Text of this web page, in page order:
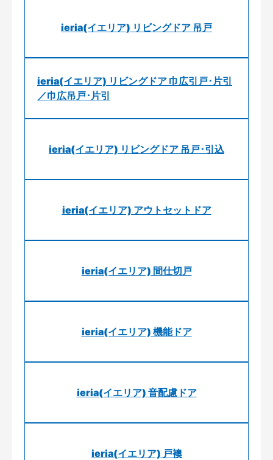
ieria(イエリア) リビングドア 吊戸
ieria(イエリア) リビングドア 巾広引戸･片引
／巾広吊戸･片引
ieria(イエリア) リビングドア 吊戸･引込
ieria(イエリア) アウトセットドア
ieria(イエリア) 間仕切戸
ieria(イエリア) 機能ドア
ieria(イエリア) 音配慮ドア
ieria(イエリア) 戸襖